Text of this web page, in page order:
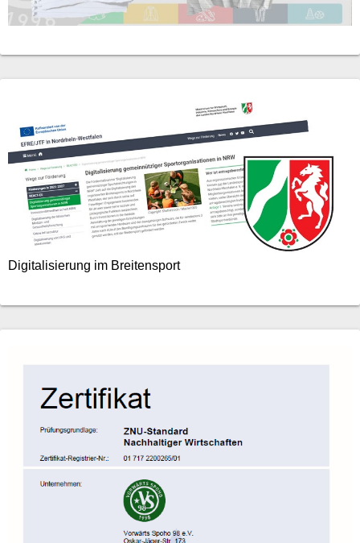
Digitalisierung im Breitensport